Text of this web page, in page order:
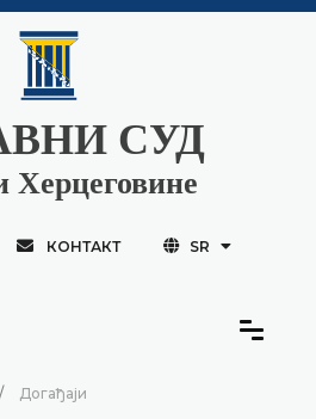
СУД
Херцеговине
КОНТАКТ SR
Догађаји